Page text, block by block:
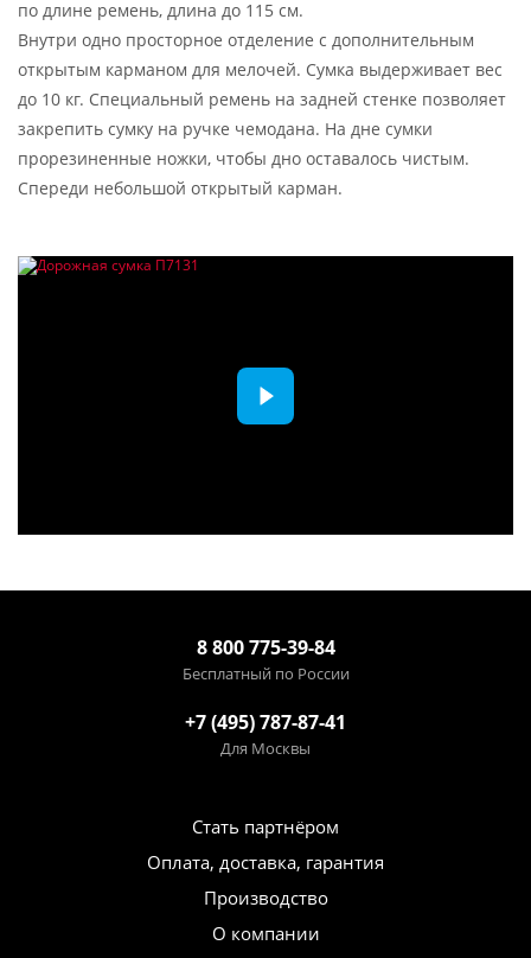
по длине ремень, длина до 115 см.
Внутри одно просторное отделение с дополнительным
открытым карманом для мелочей. Сумка выдерживает вес
до 10 кг. Специальный ремень на задней стенке позволяет
закрепить сумку на ручке чемодана. На дне сумки
прорезиненные ножки, чтобы дно оставалось чистым.
Спереди небольшой открытый карман.
8 800 775-39-84
Бесплатный по России
+7 (495) 787-87-41
Для Москвы
Стать партнёром
Оплата, доставка, гарантия
Производство
О компании